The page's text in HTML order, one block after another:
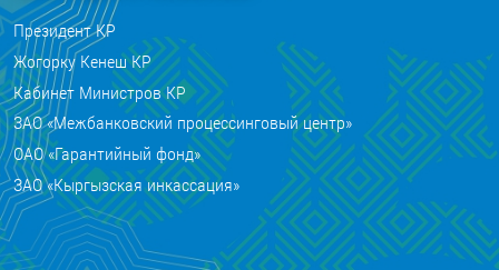
Президент КР
Жогорку Кенеш КР
Кабинет Министров КР
ЗАО «Межбанковский процессинговый центр»
ОАО «Гарантийный фонд»
ЗАО «Кыргызская инкассация»